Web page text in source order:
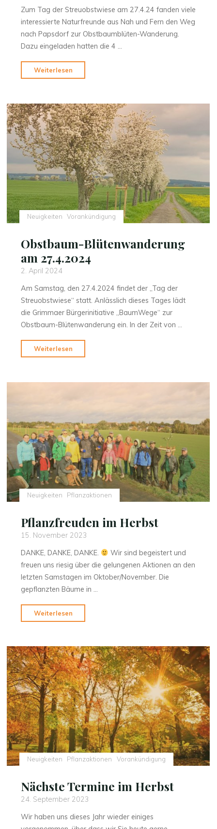
Zum Tag der Streuobstwiese am 27.4.24 fanden viele
interessierte Naturfreunde aus Nah und Fern den Weg
nach Papsdorf zur Obstbaumblüten-Wanderung.
Dazu eingeladen hatten die 4 …
Weiterlesen
Wanderung
Neuigkeiten Vorankündigung
Obstbaum-Blütenwanderung
am 27.4.2024
2. April 2024
Am Samstag, den 27.4.2024 findet der „Tag der
Streuobstwiese“ statt. Anlässlich dieses Tages lädt
die Grimmaer Bürgerinitiative „BaumWege“ zur
Obstbaum-Blütenwanderung ein. In der Zeit von …
Weiterlesen
Blütenwanderung
27.4.2024"
Neuigkeiten Pflanzaktionen
Pflanzfreuden im Herbst
15. November 2023
DANKE, DANKE, DANKE.
Wir sind begeistert und
freuen uns riesig über die gelungenen Aktionen an den
letzten Samstagen im Oktober/November. Die
gepflanzten Bäume in …
Weiterlesen
im
Neuigkeiten Pflanzaktionen Vorankündigung
Nächste Termine im Herbst
24. September 2023
Wir haben uns dieses Jahr wieder einiges